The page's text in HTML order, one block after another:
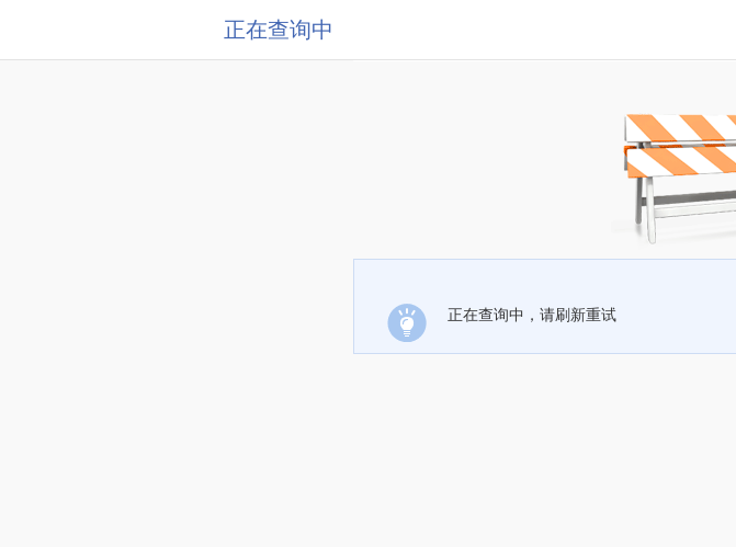
正在查询中
正在查询中，请刷新重试